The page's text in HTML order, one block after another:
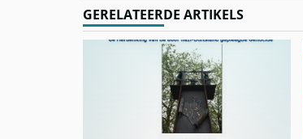
GERELATEERDE ARTIKELS